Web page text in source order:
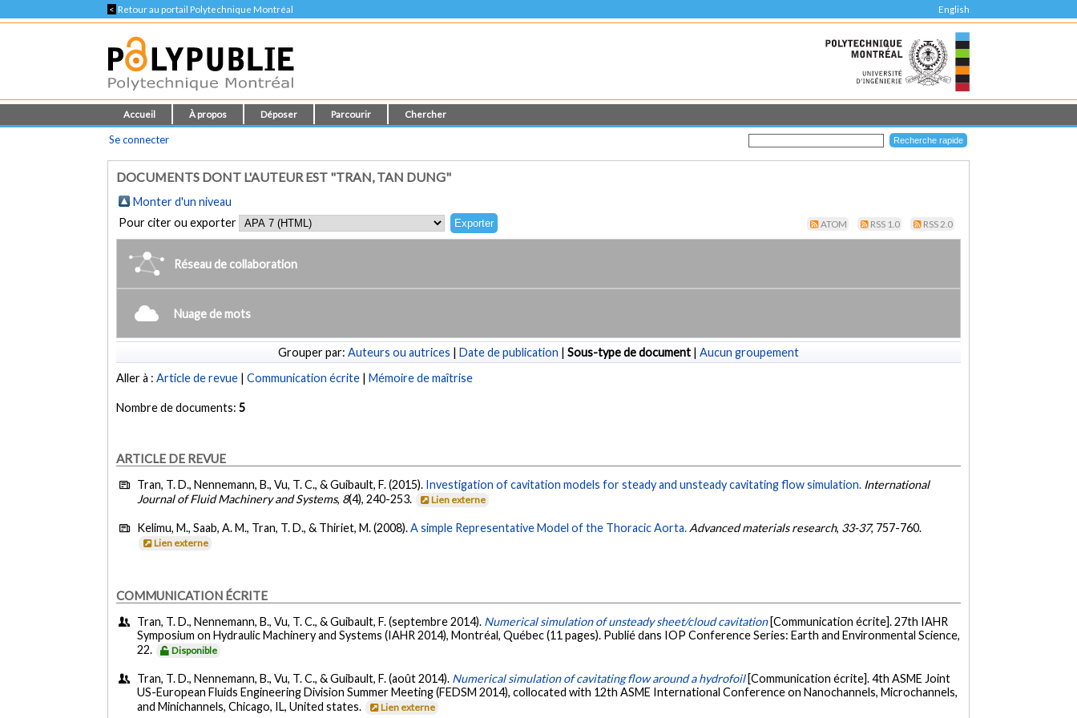
< Retour au portail Polytechnique Montréal English
Accueil À propos Déposer Parcourir Chercher
Se connecter
DOCUMENTS DONT L'AUTEUR EST "TRAN, TAN DUNG"
Monter d'un niveau
Pour citer ou exporter
ATOM RSS 1.0 RSS 2.0
Réseau de collaboration
Nuage de mots
Grouper par: Auteurs ou autrices | Date de publication | Sous-type de document | Aucun groupement
Aller à :Article de revue |Communication écrite |Mémoire de maîtrise
Nombre de documents:5
ARTICLE DE REVUE
Tran, T. D., Nennemann, B., Vu, T. C., & Guibault, F. (2015). Investigation of cavitation models for steady and unsteady cavitating flow simulation. International
Journal of Fluid Machinery and Systems, 8(4), 240-253. Lien externe
Kelimu, M., Saab, A. M., Tran, T. D., & Thiriet, M. (2008).A simple Representative Model of the Thoracic Aorta. Advanced materials research, 33-37, 757-760.
Lien externe
COMMUNICATION ÉCRITE
Tran, T. D., Nennemann, B., Vu, T. C., & Guibault, F. (septembre 2014). Numerical simulation of unsteady sheet/cloud cavitation [Communication écrite]. 27th IAHR
Symposium on Hydraulic Machinery and Systems (IAHR 2014), Montréal, Québec (11 pages). Publié dans IOP Conference Series: Earth and Environmental Science,
22.
Disponible
Tran, T. D., Nennemann, B., Vu, T. C., & Guibault, F. (août 2014). Numerical simulation of cavitating flow around a hydrofoil [Communication écrite]. 4th ASME Joint
US-European Fluids Engineering Division Summer Meeting (FEDSM 2014), collocated with 12th ASME International Conference on Nanochannels, Microchannels,
and Minichannels, Chicago, IL, United states.
Lien externe